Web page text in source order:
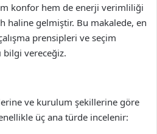
konfor hem de enerji verimliliği
haline gelmiştir. Bu makalede, en
prensipleri ve seçim
bilgi vereceğiz.
ve kurulum şekillerine göre
üç ana türde incelenir: